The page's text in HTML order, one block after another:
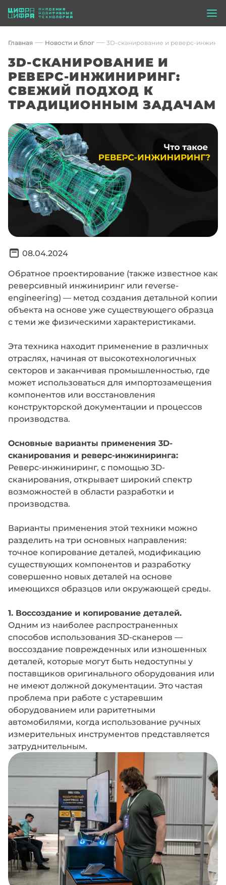
Главная Новости и блог 3D-сканирование и реверс-
3D-СКАНИРОВАНИЕ И
РЕВЕРС-ИНЖИНИРИНГ:
СВЕЖИЙ ПОДХОД К
ТРАДИЦИОННЫМ ЗАДАЧАМ
08.04.2024
Обратное проектирование (также известное как
реверсивный инжиниринг или reverse-
engineering) — метод создания детальной копии
объекта на основе уже существующего образца
с теми же физическими характеристиками.
Эта техника находит применение в различных
отраслях, начиная от высокотехнологичных
секторов и заканчивая промышленностью, где
может использоваться для импортозамещения
компонентов или восстановления
конструкторской документации и процессов
производства.
Основные варианты применения 3D-
сканирования и реверс-инжиниринга:
Реверс-инжиниринг, с помощью 3D-
сканирования, открывает широкий спектр
возможностей в области разработки и
производства.
Варианты применения этой техники можно
разделить на три основных направления:
точное копирование деталей, модификацию
существующих компонентов и разработку
совершенно новых деталей на основе
имеющихся образцов или окружающей среды.
1. Воссоздание и копирование деталей.
Одним из наиболее распространенных
способов использования 3D-сканеров —
воссоздание поврежденных или изношенных
деталей, которые могут быть недоступны у
поставщиков оригинального оборудования или
не имеют должной документации. Это частая
проблема при работе с устаревшим
оборудованием или раритетными
автомобилями, когда использование ручных
измерительных инструментов представляется
затруднительным.